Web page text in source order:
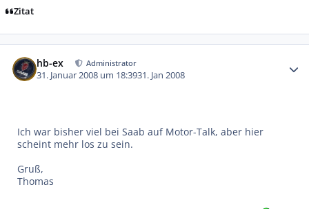
Zitat
hb-ex Administrator
31. Januar 2008 um 18:3931. Jan 2008
Ich war bisher viel bei Saab auf Motor-Talk, aber hier
scheint mehr los zu sein.
Gruß,
Thomas